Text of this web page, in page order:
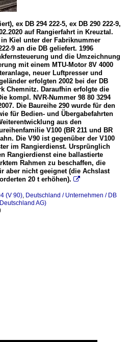
ex DB 294 222-5, ex DB 290 222-9,
auf Rangierfahrt in Kreuztal.
in Kiel unter der Fabriknummer
9 an die DB geliefert. 1996
und die Umzeichnung
mit einem MTU-Motor 8V 4000
neuer Luftpresser und
erfolgten 2002 bei der DB
Chemnitz. Daraufhin erfolgte die
kompl. NVR-Nummer 98 80 3294
Die Baureihe 290 wurde für den
für Bedien- und Übergabefahrten
aus den
V100 (BR 211 und BR
Die V90 ist gegenüber der V100
im Rangierdienst. Ursprünglich
Rangierdienst eine ballastierte
Rahmen zu beschaffen, die
aber nicht geeignet (die Achslast
20 t erhöhen). 
(V 90), Deutschland / Unternehmen / DB
AG)